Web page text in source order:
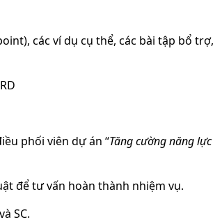
các ví dụ cụ thể, các bài tập bổ trợ,
phối viên dự án “Tăng cường năng lực
để tư vấn hoàn thành nhiệm vụ.
SC.